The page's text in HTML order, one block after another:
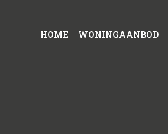
HOME WONINGAANBOD